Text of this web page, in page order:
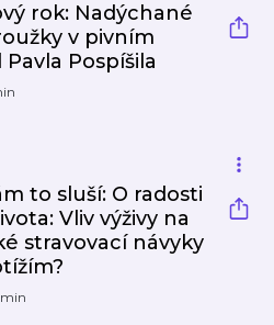
rok: Nadýchané
v pivním
Pospíšila
to sluší: O radosti
Vliv výživy na
stravovací návyky
min